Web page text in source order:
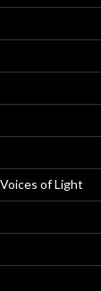
of Light